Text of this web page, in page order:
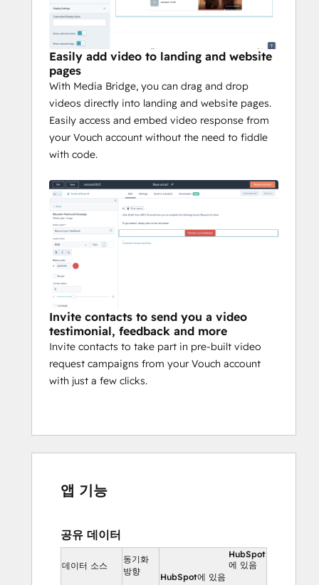
Easily add video to landing and website
pages
With Media Bridge, you can drag and drop
videos directly into landing and website pages.
Easily access and embed video response from
your Vouch account without the need to fiddle
with code.
Invite contacts to send you a video
testimonial, feedback and more
Invite contacts to take part in pre-built video
request campaigns from your Vouch account
with just a few clicks.
앱 기능
공유 데이터
데이터 소스
동기화
방향
HubSpot
에 있음
HubSpot에 있음